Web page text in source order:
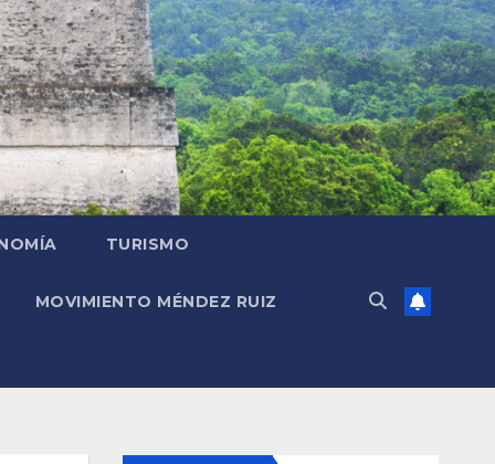
TURISMO
MOVIMIENTO MÉNDEZ RUIZ